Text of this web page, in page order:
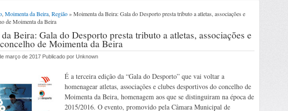
Moimenta da Beira Região» Moimenta da Beira: Gala do Desporto presta tributo a atletas, associações e
de Moimenta da Beira
Beira: Gala do Desporto presta tributo a atletas, associações e
de Moimenta da Beira
março de 2017 Publicado por Unknown
É a terceira edição da “Gala do Desporto” que vai voltar a
homenagear atletas, associações e clubes desportivos do concelho de
Moimenta da Beira, homenagem aos que se distinguiram na época de
2015/2016. O evento, promovido pela Câmara Municipal de